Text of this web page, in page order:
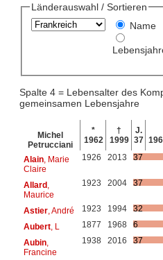
Länderauswahl / Sortieren
Name
Spalte 4 = Lebensalter des
gemeinsamen Lebensjahre
Michel
Petrucciani
*
1962
†
1999
J.
37
Alain, Marie
Claire
1926 2013 37
Allard,
Maurice
1923 2004 37
Astier, André 1923 1994
32
Aubert, L 1877 1968
6
Aubin,
Francine
1938 2016 37